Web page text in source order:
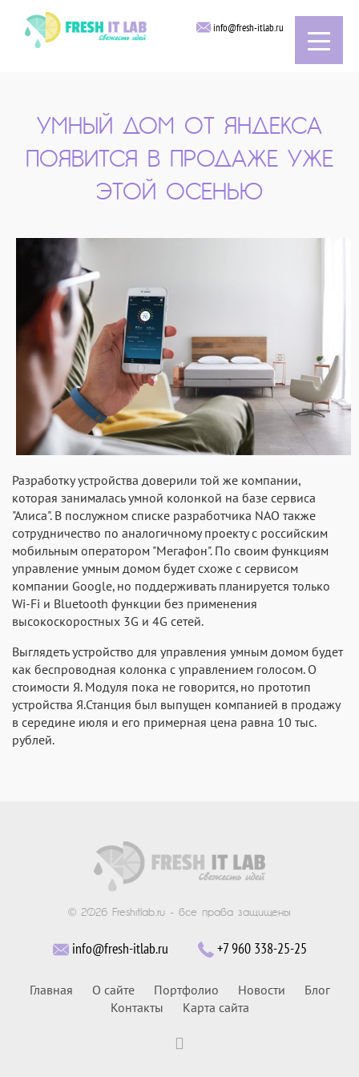
info@fresh-itlab.ru
УМНЫЙ ДОМ ОТ ЯНДЕКСА
ПОЯВИТСЯ В ПРОДАЖЕ УЖЕ
ЭТОЙ ОСЕНЬЮ
Разработку устройства доверили той же компании,
которая занималась умной колонкой на базе сервиса
"Алиса". В послужном списке разработчика NAO также
сотрудничество по аналогичному проекту с российским
мобильным оператором "Мегафон". По своим функциям
управление умным домом будет схоже с сервисом
компании Google, но поддерживать планируется только
Wi-Fi и Bluetooth функции без применения
высокоскоростных 3G и 4G сетей.
Выглядеть устройство для управления умным домом будет
как беспроводная колонка с управлением голосом. О
стоимости Я. Модуля пока не говорится, но прототип
устройства Я.Станция был выпущен компанией в продажу
в середине июля и его примерная цена равна 10 тыс.
рублей.
© 2026 Freshitlab.ru - все права защищены
info@fresh-itlab.ru +7 960 338-25-25
Главная О сайте Портфолио Новости
Блог
Контакты
Карта сайта